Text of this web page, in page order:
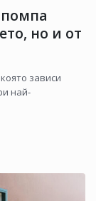
но и от
зависи
най-